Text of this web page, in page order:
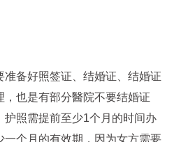
准备好照签证、结婚证、结婚证
也是有部分醫院不要结婚证
护照需提前至少1个月的时间办
一个月的有效期，因为女方需要